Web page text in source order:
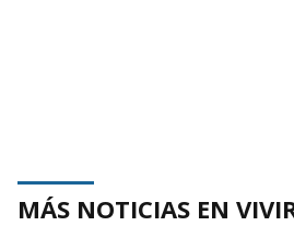
MÁS NOTICIAS EN